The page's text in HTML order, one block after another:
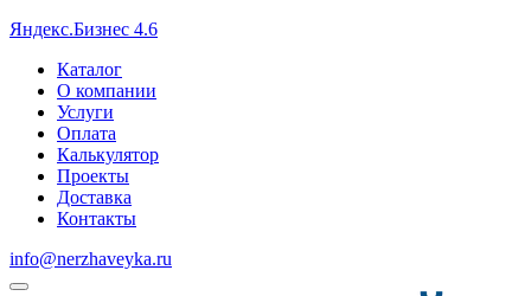
Яндекс.Бизнес 4.6
Каталог
О компании
Услуги
Оплата
Калькулятор
Проекты
Доставка
Контакты
info@nerzhaveyka.ru